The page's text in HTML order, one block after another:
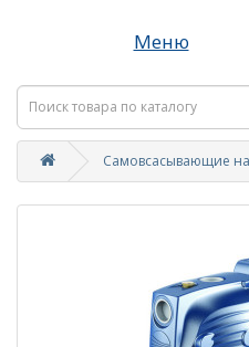
Меню
Самовсасывающие